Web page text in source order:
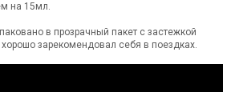
на 15мл.
в прозрачный пакет с застежкой
зарекомендовал себя в поездках.